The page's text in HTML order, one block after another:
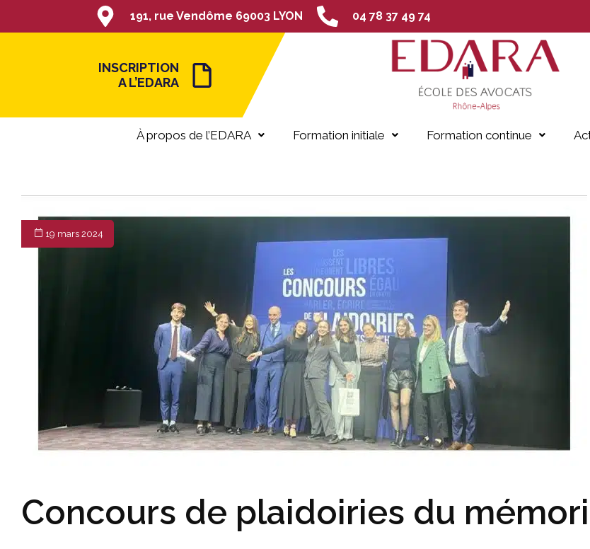
191, rue Vendôme 69003 LYON 04 78 37 49 74
INSCRIPTION
A L’EDARA
À propos de l’EDARA Formation initiale Formation continue
19 mars 2024
Concours de plaidoiries du